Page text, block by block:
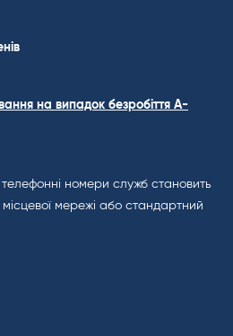
на випадок безробіття A-
телефонні номери служб становить
мережі або стандартний